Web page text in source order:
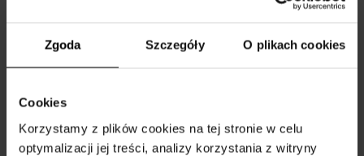
Zgoda Szczegóły O plikach cookies
Cookies
Korzystamy z plików cookies na tej stronie w celu
optymalizacji jej treści, analizy korzystania z witryny
audiobooków, siatkówki i podcastów true crime.
Napisz do mnie: